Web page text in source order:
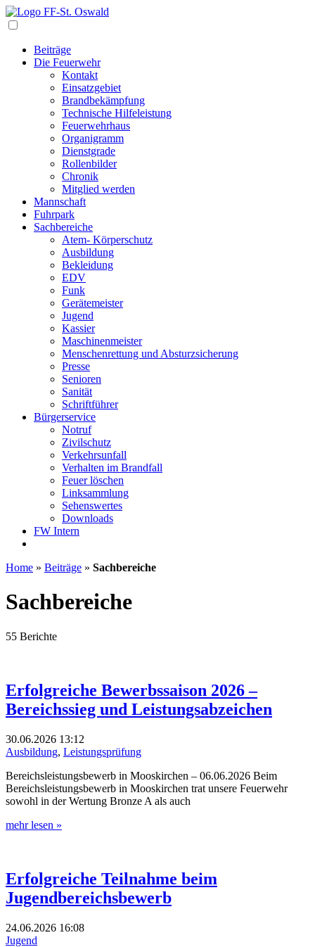
Beiträge
Die Feuerwehr
Kontakt
Einsatzgebiet
Brandbekämpfung
Technische Hilfeleistung
Feuerwehrhaus
Organigramm
Dienstgrade
Rollenbilder
Chronik
Mitglied werden
Mannschaft
Fuhrpark
Sachbereiche
Atem- Körperschutz
Ausbildung
Bekleidung
EDV
Funk
Gerätemeister
Jugend
Kassier
Maschinenmeister
Menschenrettung und Absturzsicherung
Presse
Senioren
Sanität
Schriftführer
Bürgerservice
Notruf
Zivilschutz
Verkehrsunfall
Verhalten im Brandfall
Feuer löschen
Linksammlung
Sehenswertes
Downloads
FW Intern
Home » Beiträge » Sachbereiche
Sachbereiche
55 Berichte
Erfolgreiche Bewerbssaison 2026 –
Bereichssieg und Leistungsabzeichen
30.06.2026 13:12
Ausbildung, Leistungsprüfung
Bereichsleistungsbewerb in Mooskirchen – 06.06.2026 Beim
Bereichsleistungsbewerb in Mooskirchen trat unsere Feuerwehr
sowohl in der Wertung Bronze A als auch
mehr lesen »
Erfolgreiche Teilnahme beim
Jugendbereichsbewerb
24.06.2026 16:08
Jugend